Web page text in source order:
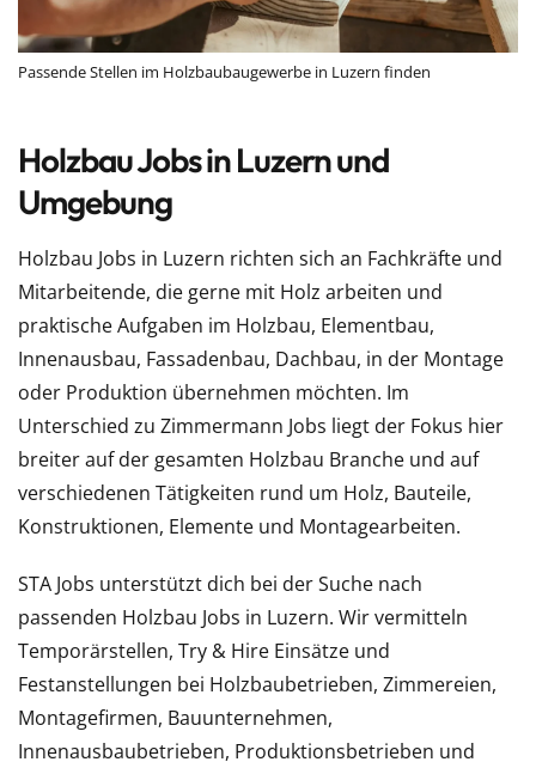
Passende Stellen im Holzbaubaugewerbe in Luzern finden
Holzbau Jobs in Luzern und
Umgebung
Holzbau Jobs in Luzern richten sich an Fachkräfte und
Mitarbeitende, die gerne mit Holz arbeiten und
praktische Aufgaben im Holzbau, Elementbau,
Innenausbau, Fassadenbau, Dachbau, in der Montage
oder Produktion übernehmen möchten. Im
Unterschied zu Zimmermann Jobs liegt der Fokus hier
breiter auf der gesamten Holzbau Branche und auf
verschiedenen Tätigkeiten rund um Holz, Bauteile,
Konstruktionen, Elemente und Montagearbeiten.
STA Jobs unterstützt dich bei der Suche nach
passenden Holzbau Jobs in Luzern. Wir vermitteln
Temporärstellen, Try & Hire Einsätze und
Festanstellungen bei Holzbaubetrieben, Zimmereien,
Montagefirmen, Bauunternehmen,
Innenausbaubetrieben, Produktionsbetrieben und